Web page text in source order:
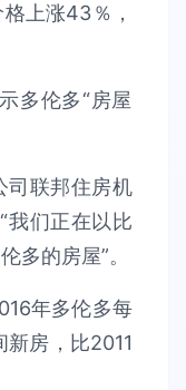
上涨43％，
司联邦住房机
我们正在以比
多的房屋”。
年多伦多每
房，比2011